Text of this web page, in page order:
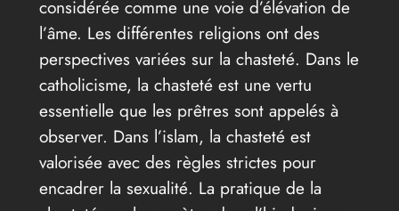
considérée comme une voie d’élévation de
l’âme. Les différentes religions ont des
perspectives variées sur la chasteté. Dans le
catholicisme, la chasteté est une vertu
essentielle que les prêtres sont appelés à
observer. Dans l’islam, la chasteté est
valorisée avec des règles strictes pour
encadrer la sexualité. La pratique de la